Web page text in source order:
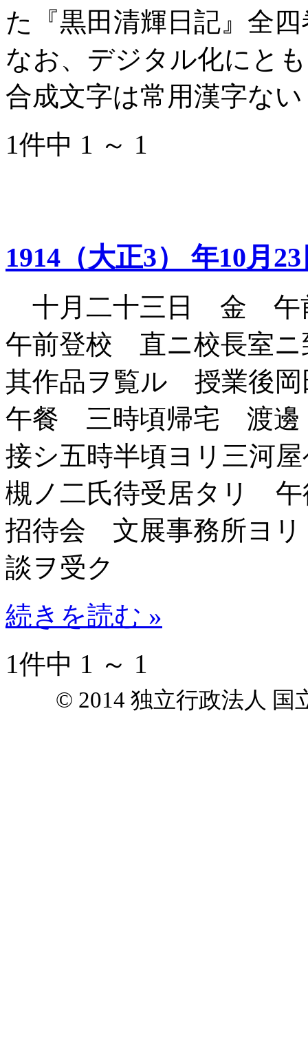
た『黒田清輝日記』全
なお、デジタル化にと
合成文字は常用漢字な
1件中 1 ～ 1
1914（大正3） 年10月
十月二十三日 金 午
午前登校 直ニ校長室ニ
其作品ヲ覧ル 授業後
午餐 三時頃帰宅 渡
接シ五時半頃ヨリ三河
槻ノ二氏待受居タリ 午
招待会 文展事務所ヨリ
談ヲ受ク
続きを読む »
1件中 1 ～ 1
© 2014 独立行政法人 国